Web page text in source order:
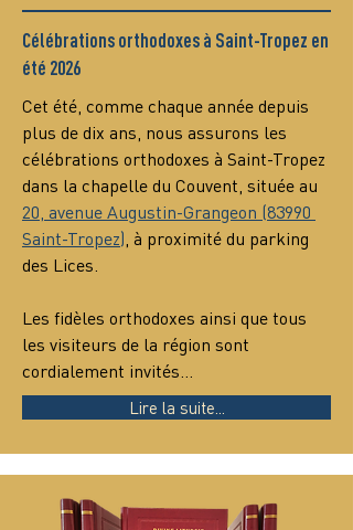
Célébrations orthodoxes à Saint-Tropez en
été 2026
Cet été, comme chaque année depuis
plus de dix ans, nous assurons les
célébrations orthodoxes à Saint-Tropez
dans la chapelle du Couvent, située au
20, avenue Augustin-Grangeon (83990
Saint-Tropez), à proximité du parking
des Lices.
Les fidèles orthodoxes ainsi que tous
les visiteurs de la région sont
cordialement invités…
Lire la suite...